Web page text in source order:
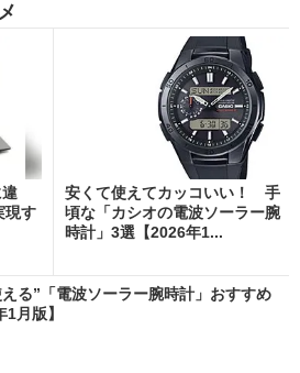
違
現す
安くて使えてカッコいい！ 手
頃な「カシオの電波ソーラー腕
時計」3選【2026年1...
る”「電波ソーラー腕時計」おすすめ
月版】